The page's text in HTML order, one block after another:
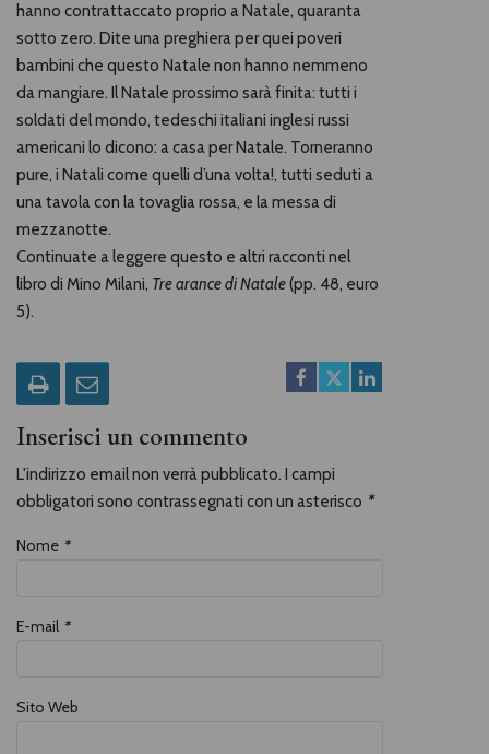
hanno contrattaccato proprio a Natale, quaranta
sotto zero. Dite una preghiera per quei poveri
bambini che questo Natale non hanno nemmeno
da mangiare. Il Natale prossimo sarà finita: tutti i
soldati del mondo, tedeschi italiani inglesi russi
americani lo dicono: a casa per Natale. Torneranno
pure, i Natali come quelli d’una volta!, tutti seduti a
una tavola con la tovaglia rossa, e la messa di
mezzanotte.
Continuate a leggere questo e altri racconti nel
libro di Mino Milani, Tre arance di Natale(pp. 48, euro
5).
Inserisci un commento
L'indirizzo email non verrà pubblicato. I campi
obbligatori sono contrassegnati con un asterisco *
Nome *
E-mail *
Sito Web